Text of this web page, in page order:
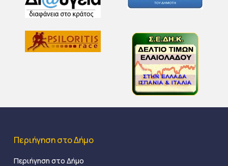
Περιήγηση στο Δήμο
Περιήγηση στο Δήμο